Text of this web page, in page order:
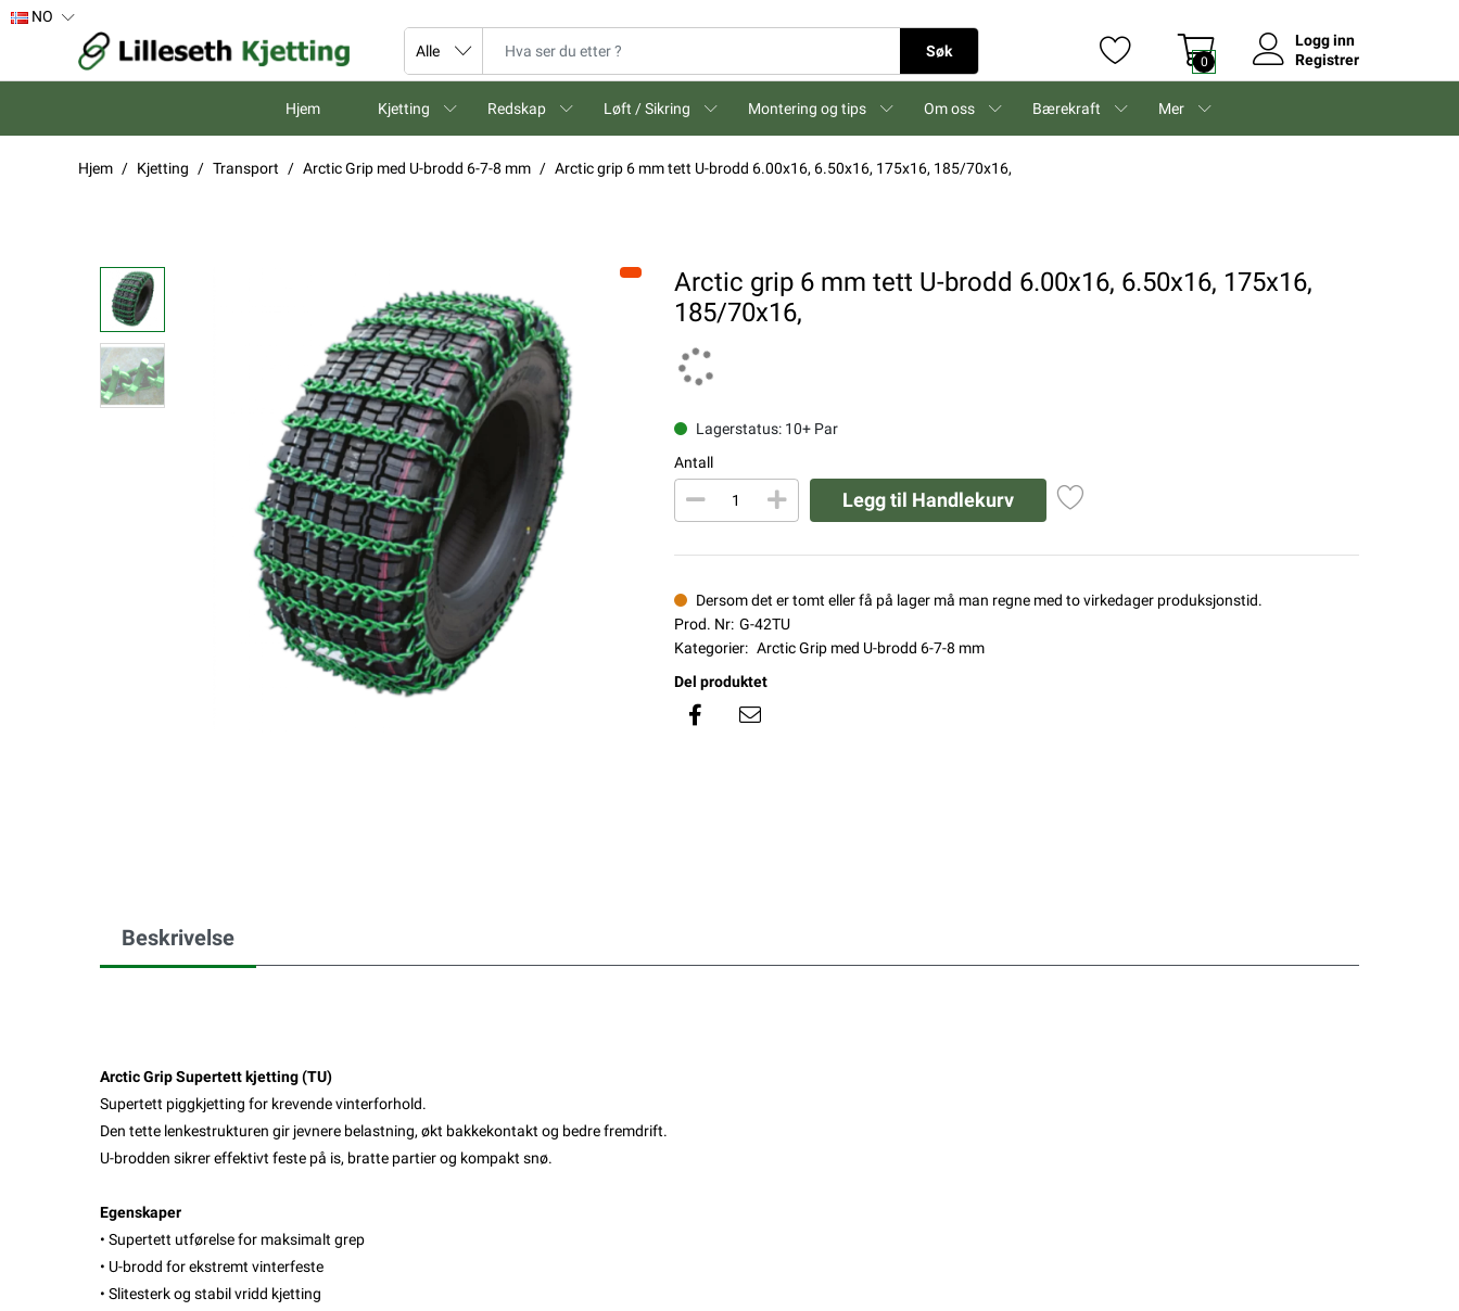
NO
Søk
0
Logg inn
Registrer
Hjem Kjetting Redskap Løft / Sikring Montering og tips Om oss Bærekraft Mer
Hjem Kjetting Transport Arctic Grip med U-brodd 6-7-8 mm Arctic grip 6 mm tett U-brodd 6.00x16, 6.50x16, 175x16, 185/70x16,
Arctic grip 6 mm tett U-brodd 6.00x16, 6.50x16, 175x16,
185/70x16,
Lagerstatus: 10+ Par
Antall
Legg til Handlekurv
Dersom det er tomt eller få på lager må man regne med to virkedager produksjonstid.
Prod. Nr: G-42TU
Kategorier: Arctic Grip med U-brodd 6-7-8 mm
Del produktet
Beskrivelse
Arctic Grip Supertett kjetting (TU)
Supertett piggkjetting for krevende vinterforhold.
Den tette lenkestrukturen gir jevnere belastning, økt bakkekontakt og bedre fremdrift.
U-brodden sikrer effektivt feste på is, bratte partier og kompakt snø.
Egenskaper
• Supertett utførelse for maksimalt grep
• U-brodd for ekstremt vinterfeste
• Slitesterk og stabil vridd kjetting